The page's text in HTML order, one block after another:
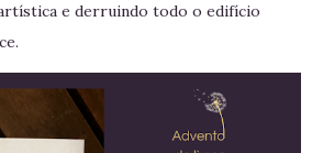
e derruindo todo o edifício